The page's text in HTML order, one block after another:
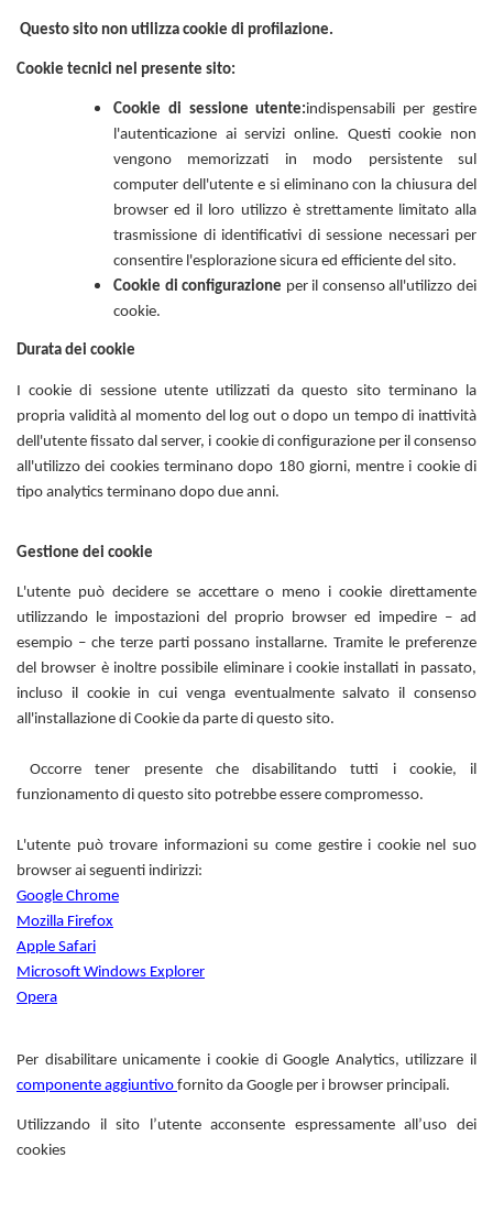
Questo sito non utilizza cookie di profilazione.
Cookie tecnici nel presente sito:
Cookie di sessione utente:indispensabili per gestire
l'autenticazione ai servizi online. Questi cookie non
vengono memorizzati in modo persistente sul
computer dell'utente e si eliminano con la chiusura del
browser ed il loro utilizzo è strettamente limitato alla
trasmissione di identificativi di sessione necessari per
consentire l'esplorazione sicura ed efficiente del sito.
Cookie di configurazione per il consenso all'utilizzo dei
cookie.
Durata dei cookie
I cookie di sessione utente utilizzati da questo sito terminano la
propria validità al momento del log out o dopo un tempo di inattività
dell'utente fissato dal server, i cookie di configurazione per il consenso
all'utilizzo dei cookies terminano dopo 180 giorni, mentre i cookie di
tipo analytics terminano dopo due anni.
Gestione dei cookie
L'utente può decidere se accettare o meno i cookie direttamente
utilizzando le impostazioni del proprio browser ed impedire – ad
esempio – che terze parti possano installarne. Tramite le preferenze
del browser è inoltre possibile eliminare i cookie installati in passato,
incluso il cookie in cui venga eventualmente salvato il consenso
all'installazione di Cookie da parte di questo sito.
Occorre tener presente che disabilitando tutti i cookie, il
funzionamento di questo sito potrebbe essere compromesso.
L'utente può trovare informazioni su come gestire i cookie nel suo
browser ai seguenti indirizzi:
Google Chrome
Mozilla Firefox
Apple Safari
Microsoft Windows Explorer
Opera
Per disabilitare unicamente i cookie di Google Analytics, utilizzare il
componente aggiuntivo fornito da Google per i browser principali.
Utilizzando il sito l’utente acconsente espressamente all’uso dei
cookies